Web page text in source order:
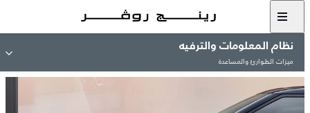
نظام المعلومات والترفيه
ميزات الطوارئ والمساعدة